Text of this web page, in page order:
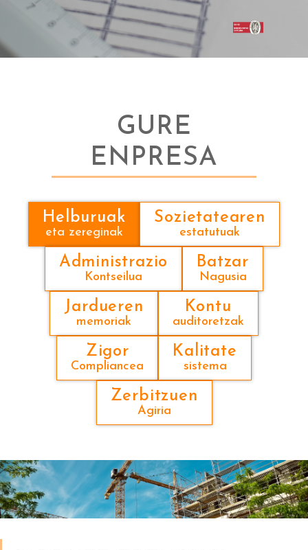
GURE
ENPRESA
Helburuak
eta zereginak
Sozietatearen
estatutuak
Administrazio
Kontseilua
Batzar
Nagusia
Jardueren
memoriak
Kontu
auditoretzak
Zigor
Compliancea
Kalitate
sistema
Zerbitzuen
Agiria